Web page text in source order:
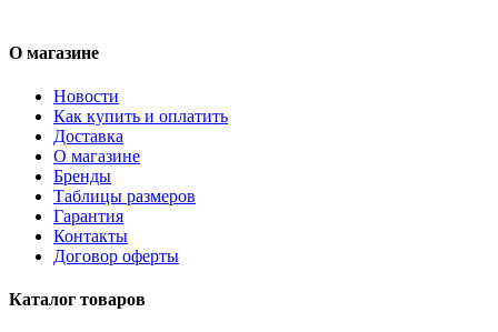
О магазине
Новости
Как купить и оплатить
Доставка
О магазине
Бренды
Таблицы размеров
Гарантия
Контакты
Договор оферты
Каталог товаров